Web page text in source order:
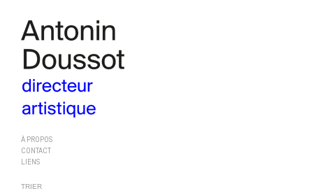
À PROPOS
CONTACT
LIENS
TRIER